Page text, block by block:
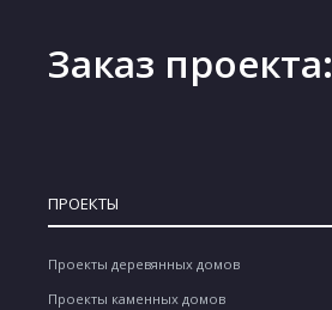
Заказ проекта:
ПРОЕКТЫ
Проекты деревянных домов
Проекты каменных домов